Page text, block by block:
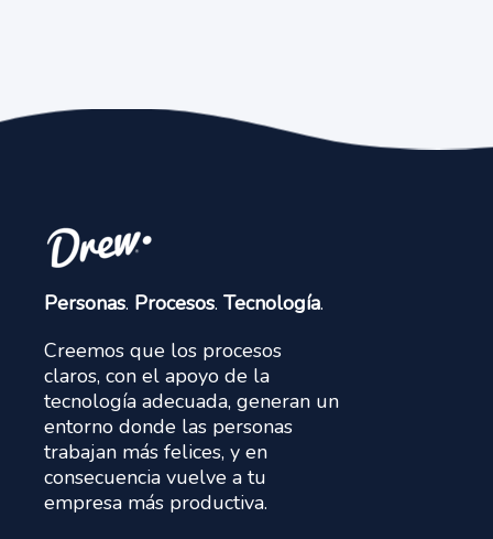
Personas. Procesos. Tecnología.
Creemos que los procesos
claros, con el apoyo de la
tecnología adecuada, generan un
entorno donde las personas
trabajan más felices, y en
consecuencia vuelve a tu
empresa más productiva.